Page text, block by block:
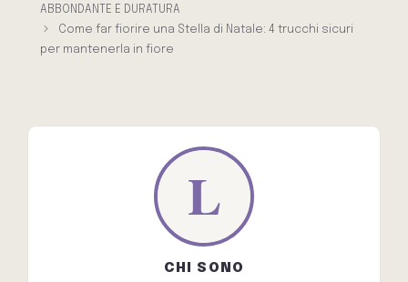
ABBONDANTE E DURATURA
Come far fiorire una Stella di Natale: 4 trucchi sicuri
per mantenerla in fiore
CHI SONO